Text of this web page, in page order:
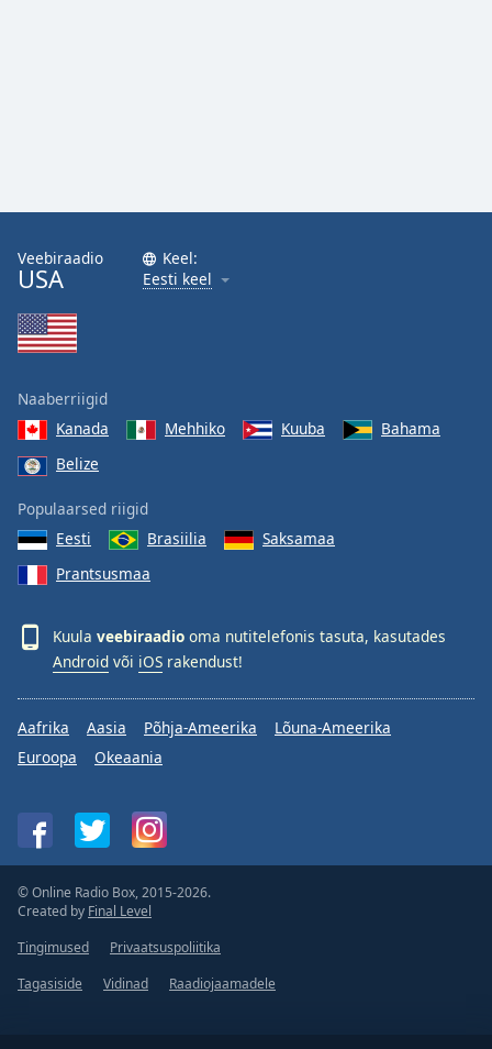
Veebiraadio
USA
Keel:
Eesti keel
Naaberriigid
Kanada
Mehhiko Kuuba
Bahama
Belize
Populaarsed riigid
Eesti
Brasiilia
Saksamaa
Prantsusmaa
Kuula veebiraadio oma nutitelefonis tasuta, kasutades
Android või iOS rakendust!
Aafrika Aasia Põhja-Ameerika
Lõuna-Ameerika
Euroopa
Okeaania
© Online Radio Box, 2015-2026.
Created by Final Level
Tingimused
Privaatsuspoliitika
Tagasiside
Vidinad Raadiojaamadele